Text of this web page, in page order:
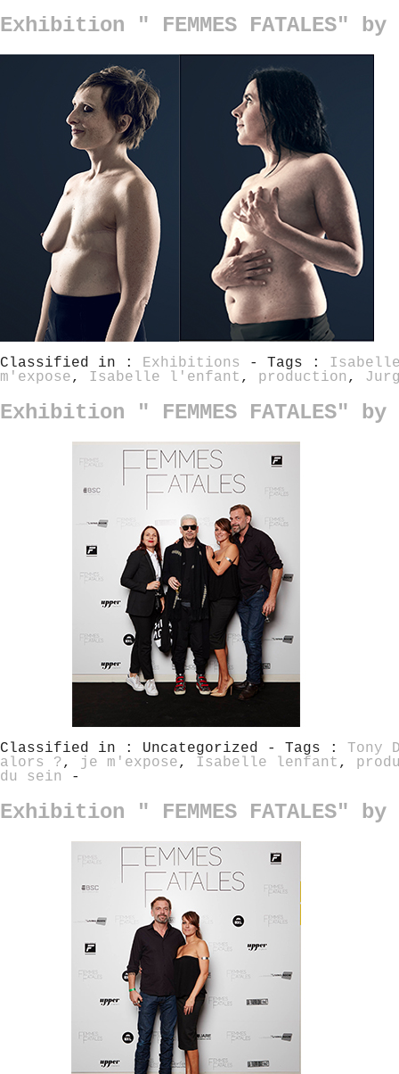
Exhibition " FEMMES FATALES"
Classified in : Exhibitions - Tags :
m'expose, Isabelle l'enfant , production ,
Exhibition " FEMMES FATALES"
Classified in : Uncategorized - Tags : Tony
alors ?, je m'expose, Isabelle lenfant ,
du sein
-
Exhibition " FEMMES FATALES"